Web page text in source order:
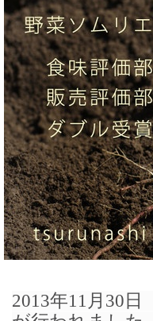
2013年11月30